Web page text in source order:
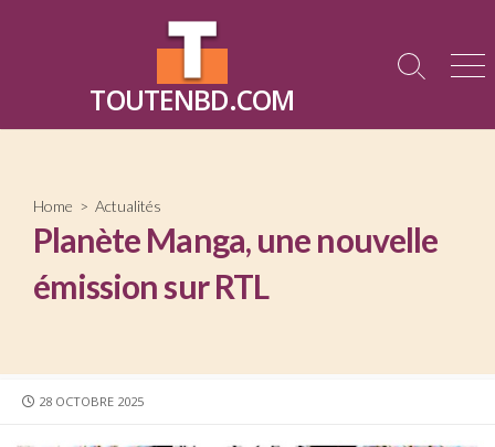
TOUTENBD.COM
Search
Home > Actualités
Planète Manga, une nouvelle
émission sur RTL
PUBLISHED
28 OCTOBRE 2025